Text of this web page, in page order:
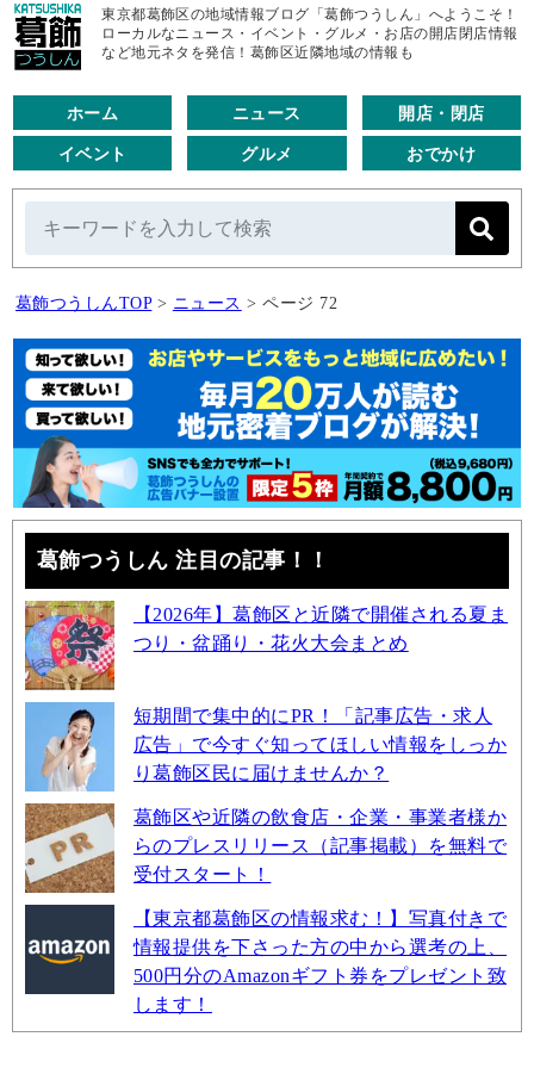
東京都葛飾区の地域情報ブログ「葛飾つうしん」へようこそ！
ローカルなニュース・イベント・グルメ・お店の開店閉店情報
など地元ネタを発信！葛飾区近隣地域の情報も
ホーム ニュース 開店・閉店
イベント グルメ おでかけ
葛飾つうしんTOP > ニュース > ページ 72
葛飾つうしん 注目の記事！！
【2026年】葛飾区と近隣で開催される夏ま
つり・盆踊り・花火大会まとめ
短期間で集中的にPR！「記事広告・求人
広告」で今すぐ知ってほしい情報をしっか
り葛飾区民に届けませんか？
葛飾区や近隣の飲食店・企業・事業者様か
らのプレスリリース（記事掲載）を無料で
受付スタート！
【東京都葛飾区の情報求む！】写真付きで
情報提供を下さった方の中から選考の上、
500円分のAmazonギフト券をプレゼント致
します！